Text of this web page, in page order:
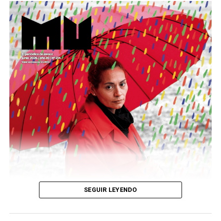
Este número 215 de MU ☝️viene con doble tapa, que
podría ser una frase:
Sin chamuyo, a remarla.
Descargar la Mu en PDF
SEGUIR LEYENDO